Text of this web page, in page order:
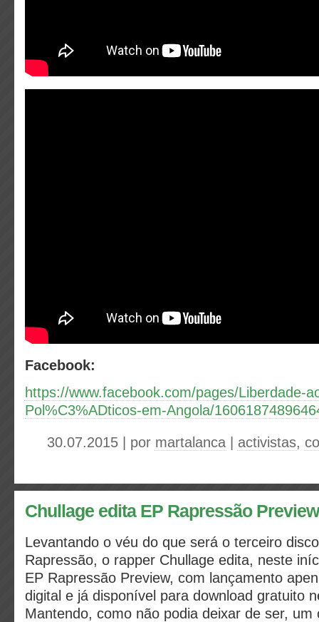
Facebook:
https://www.facebook.com/pages/Liberdade-
Pol%C3%ADticos-em-Angola/
30.07.2015 | por martalanca | activistas,
Chullage edita EP Rapressão Preview
Levantando o véu do que será o terceiro
Rapressão, o rapper Chullage edita, neste
EP Rapressão Preview, com lançamento
digital e já disponível para download gratuito
Mantendo, como não podia deixar de ser,